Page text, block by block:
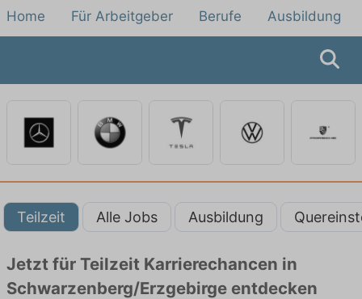
Home Für Arbeitgeber Berufe Ausbildung
Teilzeit Alle Jobs Ausbildung
Jetzt für Teilzeit Karrierechancen in
Schwarzenberg/Erzgebirge entdecken